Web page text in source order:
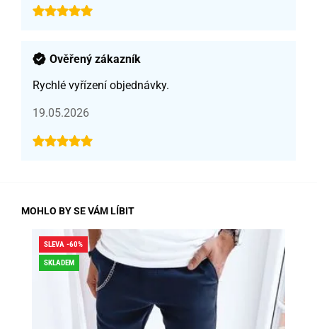
Ověřený zákazník
Rychlé vyřízení objednávky.
19.05.2026
MOHLO BY SE VÁM LÍBIT
SLEVA -60%
SKLADEM